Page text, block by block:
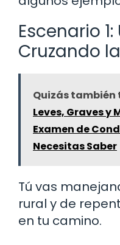
Escenario
Cruzando
Quizás también
Leves, Graves y
Examen de
Necesitas Saber
Tú vas
rural y de
en tu camino.